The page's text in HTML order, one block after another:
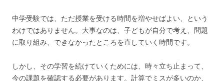
中学受験では、ただ授業を受ける時間を増やせばよい、という
わけではありません。大事なのは、子どもが自分で考え、問題
に取り組み、できなかったところを直していく時間です。
しかし、その学習を続けていくためには、時々立ち止まって、
今の課題を確認する必要があります。計算でミスが多いのか、